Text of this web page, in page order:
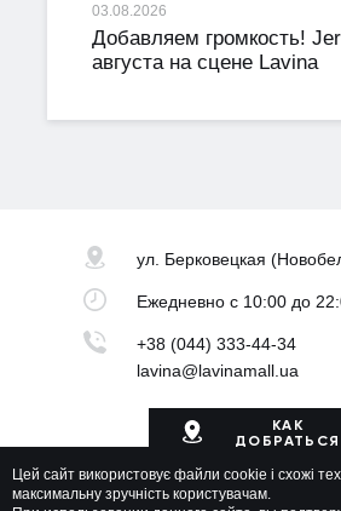
03.08.2026
Добавляем громкость!
августа на сцене Lavina
ул. Берковецкая
Ежедневнос 10:00 до
+38 (044) 333-44-34
lavina@lavinamall.ua
КАК
ДОБРАТЬСЯ
Карта ТРЦ
Цей сайт використовує файли cookie і схожі
максимальну зручність користувачам.